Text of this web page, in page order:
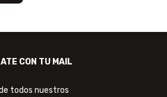
CON TU MAIL
todos nuestros